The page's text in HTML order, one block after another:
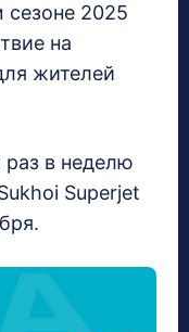
2025
на
жителей
в неделю
Superjet